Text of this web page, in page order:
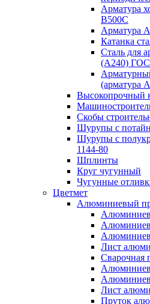
Арматура
В500С
Арматура
Катанка
Сталь для
(А240)
(арматура
Высокопрочный
Скобы
Шурупы с
Шурупы с
1144-80
Шплинты
Круг чугунный
Чугунные
Цветмет
Алюминиевый
Лист
Сварочная
Лист
Пруток